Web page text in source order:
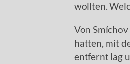
wollten.
Von
hatten, mit
entfernt lag